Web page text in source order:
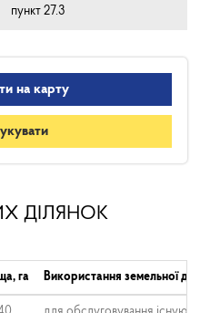
пункт 27.3
на карту
ДІЛЯНОК
га Використання земельної